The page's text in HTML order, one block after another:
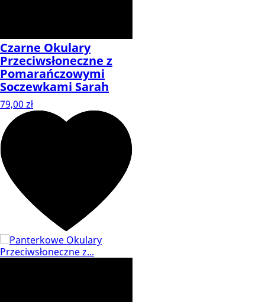
Czarne Okulary
Przeciwsłoneczne z
Pomarańczowymi
Soczewkami Sarah
79,00 zł